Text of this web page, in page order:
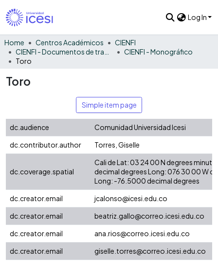
Log In
Home Centros Académicos
CIENFI
CIENFI - Monográfico
Toro
Toro
Simple item page
dc.audience
Comunidad Universidad Icesi
dc.contributor.author
Torres, Giselle
dc.coverage.spatial
Cali de Lat: 03 24 00 N degrees
decimal degrees Long: 076 30 00 W
Long: -76.5000 decimal degrees
dc.creator.email
jcalonso@icesi.edu.co
dc.creator.email
beatriz.gallo@correo.icesi.edu.co
dc.creator.email
ana.rios@correo.icesi.edu.co
dc.creator.email
giselle.torres@correo.icesi.edu.co